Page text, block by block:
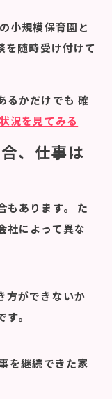
小規模保育園と
を随時受け付けて
るかだけでも 確
況を見てみる
、仕事は
もあります。 た
社によって異な
方ができないか
。
を継続できた家